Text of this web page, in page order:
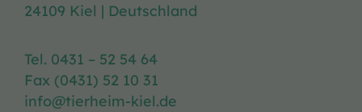
24109 Kiel | Deutschland
Tel. 0431 – 52 54 64
Fax (0431) 52 10 31
info@tierheim-kiel.de